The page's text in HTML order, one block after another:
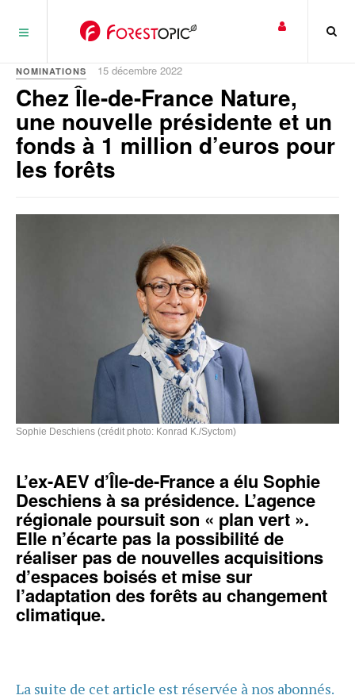
NOMINATIONS 15 décembre 2022
Chez Île-de-France Nature,
une nouvelle présidente et un
fonds à 1 million d’euros pour
les forêts
Sophie Deschiens (crédit photo: Konrad K./Syctom)
L’ex-AEV d’Île-de-France a élu Sophie
Deschiens à sa présidence. L’agence
régionale poursuit son « plan vert ».
Elle n’écarte pas la possibilité de
réaliser pas de nouvelles acquisitions
d’espaces boisés et mise sur
l’adaptation des forêts au changement
climatique.
La suite de cet article est réservée à nos abonnés.